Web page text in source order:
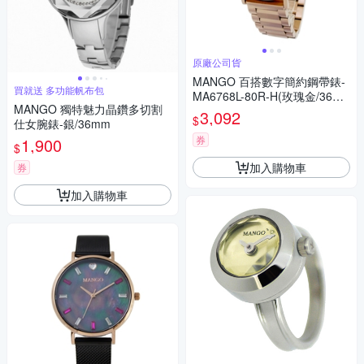
買就送 多功能帆布包
MANGO 獨特魅力晶鑽多切割
仕女腕錶-銀/36mm
$1,900
券
加入購物車
原廠公司貨
MANGO 百搭數字簡約鋼帶錶-
MA6768L-80R-H(玫瑰金/36m
m)
$3,092
券
加入購物車